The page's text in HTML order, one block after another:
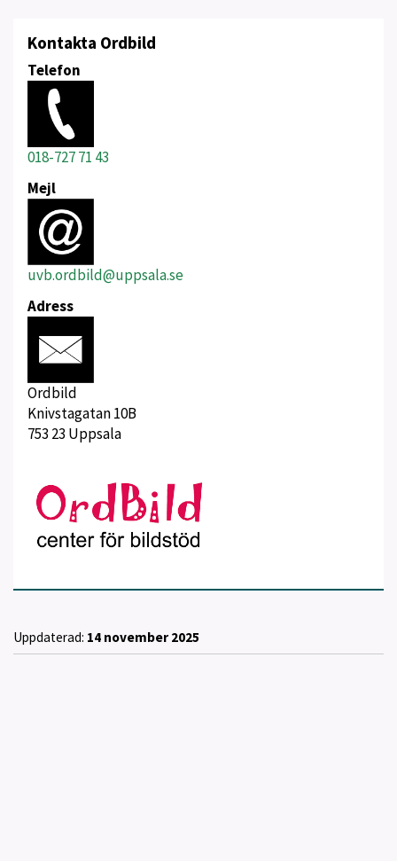
Kontakta Ordbild
Telefon
018-727 71 43
Mejl
uvb.ordbild@uppsala.se
Adress
Ordbild
Knivstagatan 10B
753 23 Uppsala
Uppdaterad: 14 november 2025